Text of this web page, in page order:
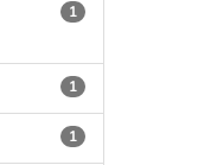
1
1
1